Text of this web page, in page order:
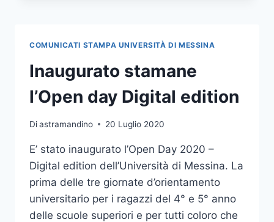
COMUNICATI STAMPA UNIVERSITÀ DI MESSINA
Inaugurato stamane
l’Open day Digital edition
Diastramandino 20 Luglio 2020
E’ stato inaugurato l’Open Day 2020 –
Digital edition dell’Università di Messina. La
prima delle tre giornate d’orientamento
universitario per i ragazzi del 4° e 5° anno
delle scuole superiori e per tutti coloro che